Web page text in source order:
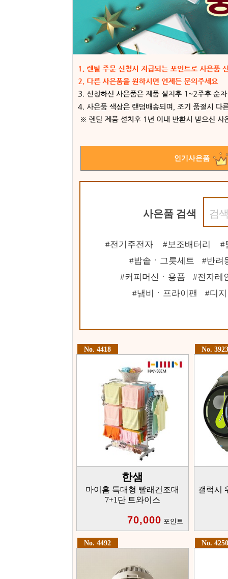
인기사은품
사은품 검색
전기주전자 보조배터리
밥솥ㆍ그릇세트
반려
커피머신ㆍ용품
전자레
냄비ㆍ프라이팬
디
No. 4418
한샘
마이홈 특대형 빨래건조대
7+1단 트와이스
70,000 포인트
No. 3923
갤럭시
No. 4492 No. 4250